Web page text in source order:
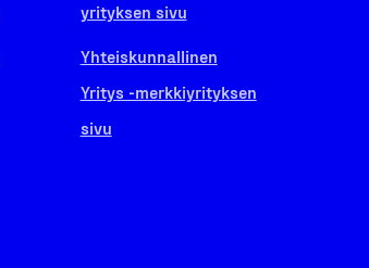
yrityksen sivu
Yhteiskunnallinen
Yritys -merkkiyrityksen
sivu